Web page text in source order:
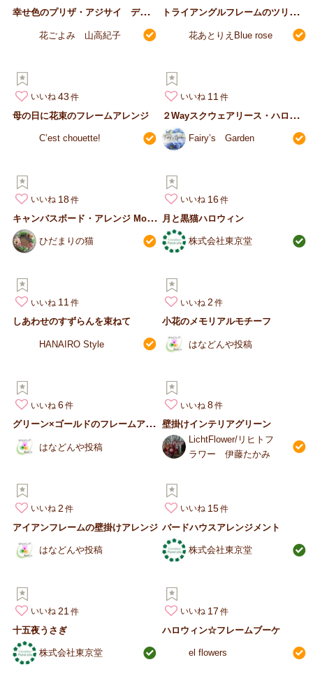
幸
せ色のプリザ・アジサイ ディフューザー
花ごよみ 山高紀子
ト
ライアングルフレームのツリーアレンジ
花あとりえBlue rose
いいね 43
母の日に花束のフレームアレンジ
C’est chouette!
いいね 11
２
Wayスクウェアリース・ハロウィンの窓辺
Fairy’s Garden
いいね 18
キ
ャンバスボード・アレンジ More flower
ひだまりの猫
いいね 16
月と黒猫ハロウィン
株式会社東京堂
いいね 11
しあわせのすずらんを束ねて
HANAIRO Style
いいね 2
小花のメモリアルモチーフ
はなどんや投稿
いいね 6
グ
リーン×ゴールドのフレームアレンジ
はなどんや投稿
いいね 8
壁掛けインテリアグリーン
LichtFlower/リヒトフ
ラワー 伊藤たかみ
いいね 2
アイアンフレームの壁掛けアレンジ
はなどんや投稿
いいね 15
バードハウスアレンジメント
株式会社東京堂
いいね 21
十五夜うさぎ
株式会社東京堂
いいね 17
ハロウィン☆フレームブーケ
el flowers